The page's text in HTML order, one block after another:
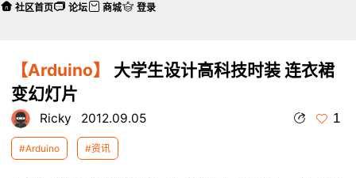
【Arduino】
大学生设计高科技时装 连衣裙
变幻灯片
Ricky 2012.09.05 1
#Arduino #资讯
社区首页 论坛 商城 登录